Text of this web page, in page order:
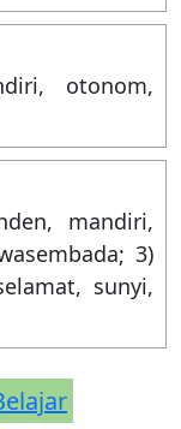
otonom,
mandiri,
3)
sunyi,